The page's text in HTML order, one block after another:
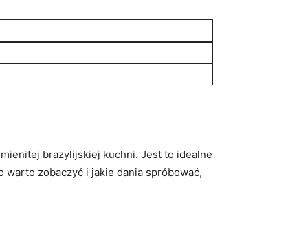
brazylijskiej kuchni. Jest⁤ to ‌idealne‌
warto zobaczyć i jakie dania spróbować,